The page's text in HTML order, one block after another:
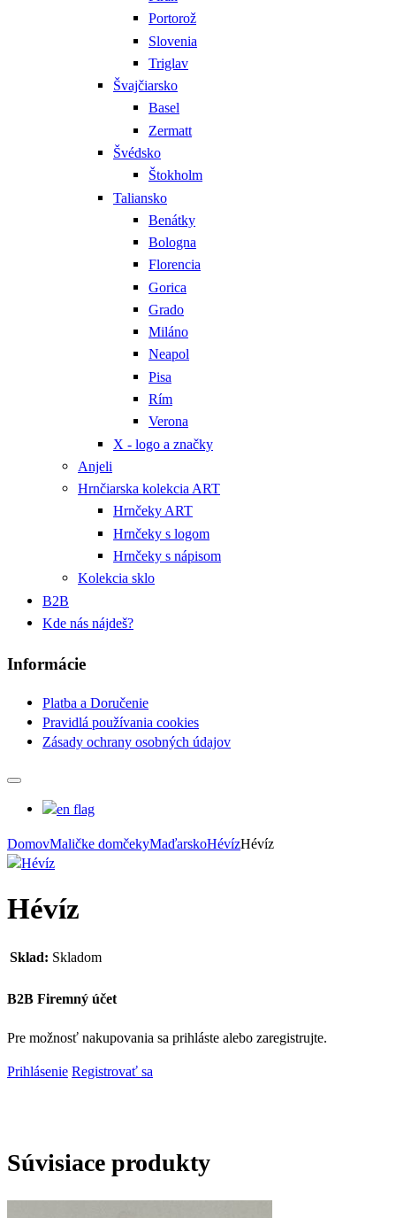
Portorož
Slovenia
Triglav
Švajčiarsko
Basel
Zermatt
Švédsko
Štokholm
Taliansko
Benátky
Bologna
Florencia
Gorica
Grado
Miláno
Neapol
Pisa
Rím
Verona
X - logo a značky
Anjeli
Hrnčiarska kolekcia ART
Hrnčeky ART
Hrnčeky s logom
Hrnčeky s nápisom
Kolekcia sklo
B2B
Kde nás nájdeš?
Informácie
Platba a Doručenie
Pravidlá používania cookies
Zásady ochrany osobných údajov
DomovMaličke domčekyMaďarskoHévízHévíz
Hévíz
Sklad: Skladom
B2B Firemný účet
Pre možnosť nakupovania sa prihláste alebo zaregistrujte.
Prihlásenie Registrovať sa
Súvisiace produkty